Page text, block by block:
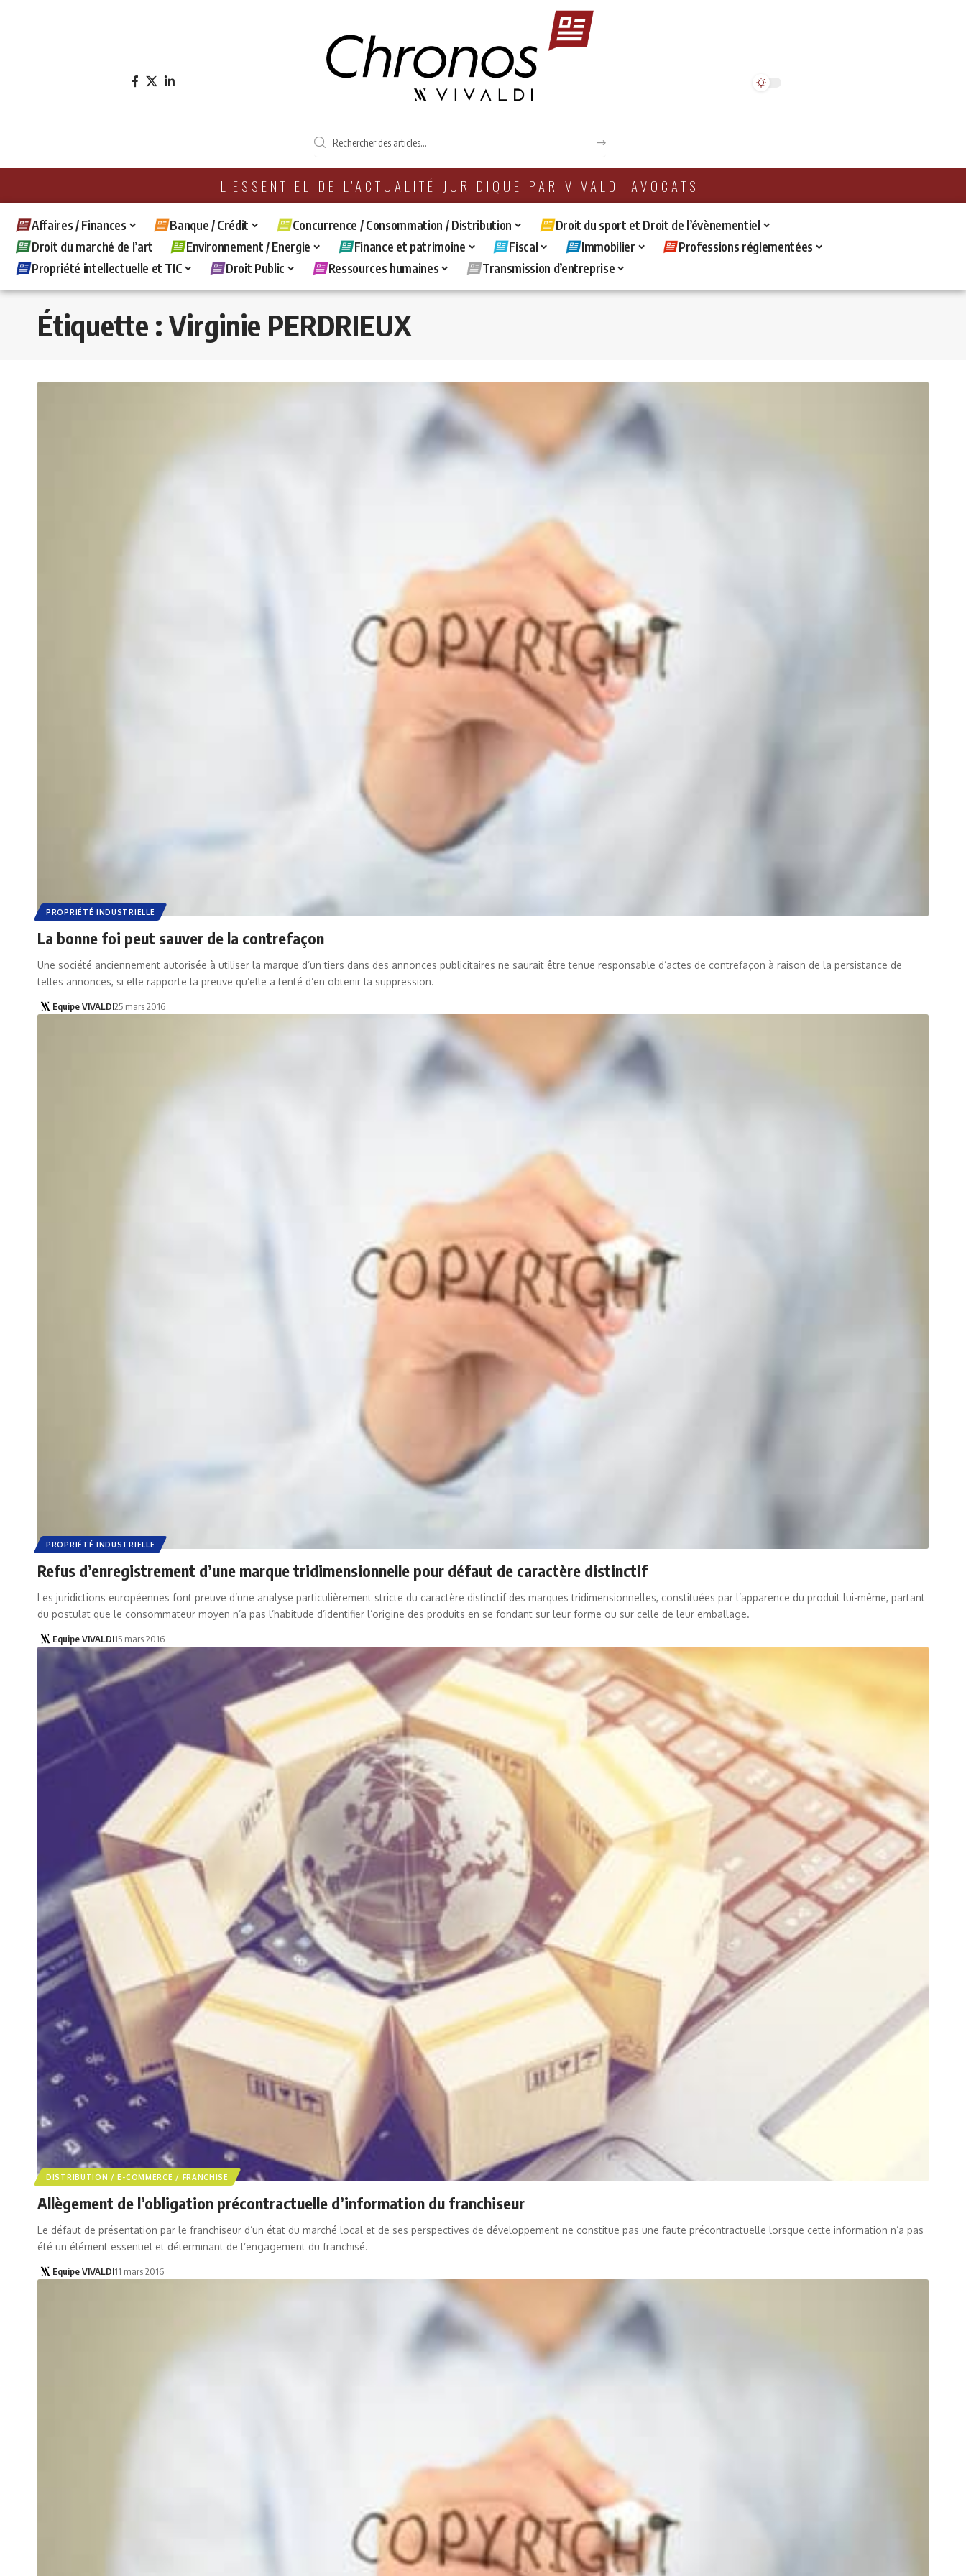
L'ESSENTIEL DE L'ACTUALITÉ JURIDIQUE PAR VIVALDI AVOCATS
Affaires / Finances Banque / Crédit Concurrence / Consommation / Distribution
Droit du sport et Droit de l’évènementiel
Droit du marché de l’art
Environnement / Energie Finance et patrimoine Fiscal Immobilier
Professions réglementées
Propriété intellectuelle et TIC
Droit Public Ressources humaines Transmission d’entreprise
Étiquette : Virginie PERDRIEUX
PROPRIÉTÉ INDUSTRIELLE
La bonne foi peut sauver de la contrefaçon
Une société anciennement autorisée à utiliser la marque d’un tiers dans des annonces publicitaires ne saurait être tenue responsable d’actes de contrefaçon à raison de la persistance de
telles annonces, si elle rapporte la preuve qu’elle a tenté d’en obtenir la suppression.
Equipe VIVALDI25 mars 2016
PROPRIÉTÉ INDUSTRIELLE
Refus d’enregistrement d’une marque tridimensionnelle pour défaut de caractère distinctif
Les juridictions européennes font preuve d’une analyse particulièrement stricte du caractère distinctif des marques tridimensionnelles, constituées par l’apparence du produit lui-même, partant
du postulat que le consommateur moyen n’a pas l’habitude d’identifier l’origine des produits en se fondant sur leur forme ou sur celle de leur emballage.
Equipe VIVALDI15 mars 2016
DISTRIBUTION / E-COMMERCE / FRANCHISE
Allègement de l’obligation précontractuelle d’information du franchiseur
Le défaut de présentation par le franchiseur d’un état du marché local et de ses perspectives de développement ne constitue pas une faute précontractuelle lorsque cette information n’a pas
été un élément essentiel et déterminant de l’engagement du franchisé.
Equipe VIVALDI11 mars 2016